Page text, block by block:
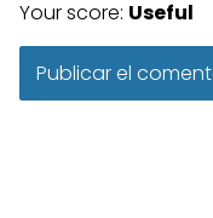
Your score: Useful